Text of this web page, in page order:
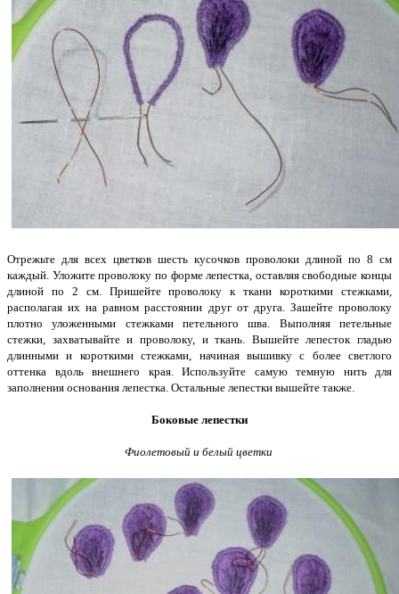
Отрежьте для всех цветков шесть кусочков проволоки длиной по 8 см
каждый. Уложите проволоку по форме лепестка, оставляя свободные концы
длиной по 2 см. Пришейте проволоку к ткани короткими стежками,
располагая их на равном расстоянии друг от друга. Зашейте проволоку
плотно уложенными стежками петельного шва. Выполняя петельные
стежки, захватывайте и проволоку, и ткань. Вышейте лепесток гладью
длинными и короткими стежками, начиная вышивку с более светлого
оттенка вдоль внешнего края. Используйте самую темную нить для
заполнения основания лепестка. Остальные лепестки вышейте также.
Боковые лепестки
Фиолетовый и белый цветки